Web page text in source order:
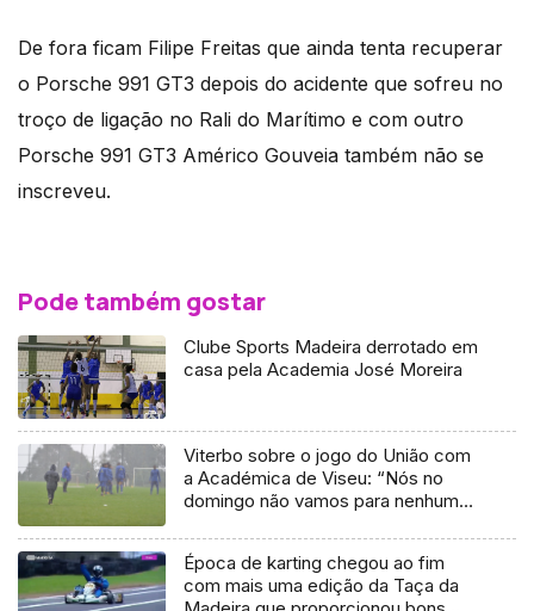
De fora ficam Filipe Freitas que ainda tenta recuperar
o Porsche 991 GT3 depois do acidente que sofreu no
troço de ligação no Rali do Marítimo e com outro
Porsche 991 GT3 Américo Gouveia também não se
inscreveu.
Pode também gostar
Clube Sports Madeira derrotado em
casa pela Academia José Moreira
Viterbo sobre o jogo do União com
a Académica de Viseu: “Nós no
domingo não vamos para nenhum
Época de karting chegou ao fim
com mais uma edição da Taça da